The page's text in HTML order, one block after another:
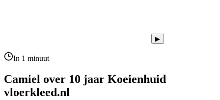
▶
In 1 minuut
Camiel over 10 jaar Koeienhuid
vloerkleed.nl